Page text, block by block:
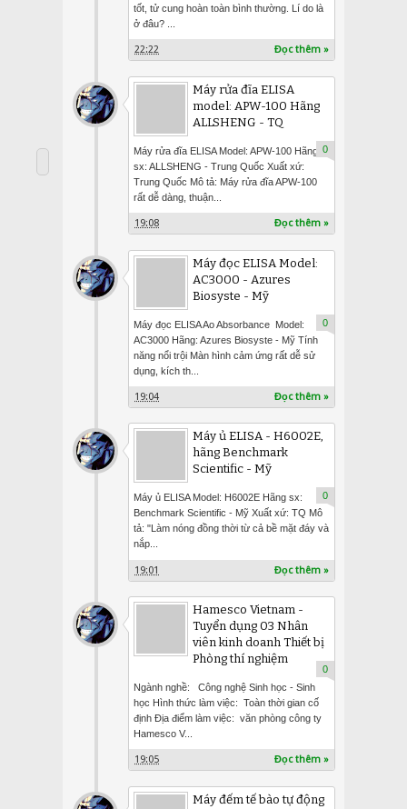
tốt, tử cung hoàn toàn bình thường. Lí do là
ở đâu? ...
22:22 Đọc thêm »
Máy rửa đĩa ELISA
model: APW-100 Hãng
ALLSHENG - TQ
0
Máy rửa đĩa ELISA Model: APW-100 Hãng
sx: ALLSHENG - Trung Quốc Xuất xứ:
Trung Quốc Mô tả: Máy rửa đĩa APW-100
rất dễ dàng, thuận...
19:08 Đọc thêm »
Máy đọc ELISA Model:
AC3000 - Azures
Biosyste - Mỹ
0
Máy đọc ELISA Ao Absorbance Model:
AC3000 Hãng: Azures Biosyste - Mỹ Tính
năng nổi trội Màn hình cảm ứng rất dễ sử
dụng, kích th...
19:04 Đọc thêm »
Máy ủ ELISA - H6002E,
hãng Benchmark
Scientific - Mỹ
0
Máy ủ ELISA Model: H6002E Hãng sx:
Benchmark Scientific - Mỹ Xuất xứ: TQ Mô
tả: "Làm nóng đồng thời từ cả bề mặt đáy và
nắp...
19:01 Đọc thêm »
Hamesco Vietnam -
Tuyển dụng 03 Nhân
viên kinh doanh Thiết bị
Phòng thí nghiệm
0
Ngành nghề: Công nghệ Sinh học - Sinh
học Hình thức làm việc: Toàn thời gian cố
định Địa điểm làm việc: văn phòng công ty
Hamesco V...
19:05 Đọc thêm »
Máy đếm tế bào tự động